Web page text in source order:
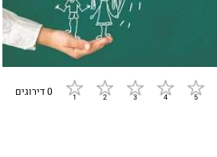
0 דירוגים